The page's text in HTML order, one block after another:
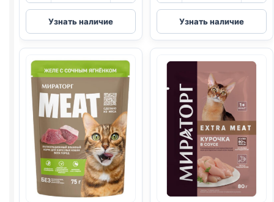
Мираторг
MEAT
рагу
КУРИЦА)
Узнать наличие
Мираторг
EXTRA
MEAT
80г
Узнать наличие